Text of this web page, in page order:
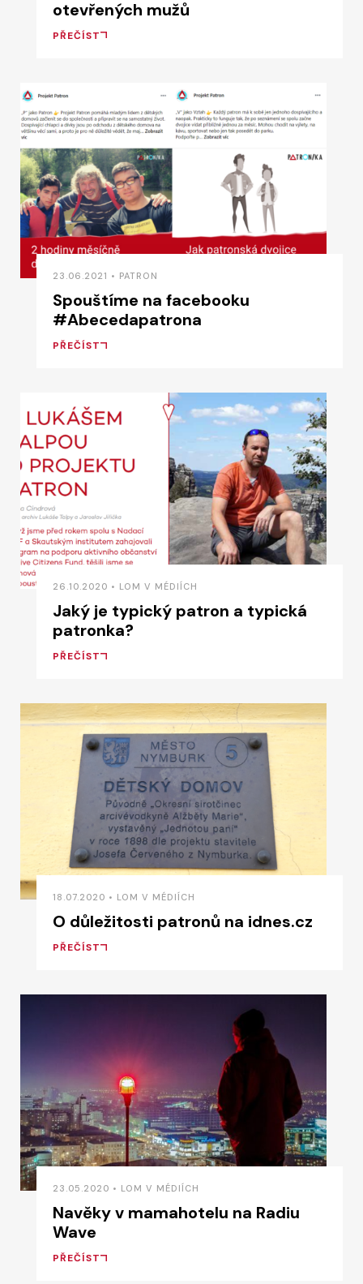
otevřených mužů
PŘEČÍST
23.06.2021 • PATRON
Spouštíme na facebooku
#Abecedapatrona
PŘEČÍST
26.10.2020 • LOM V MÉDIÍCH
Jaký je typický patron a typická
patronka?
PŘEČÍST
18.07.2020 • LOM V MÉDIÍCH
O důležitosti patronů na idnes.cz
PŘEČÍST
23.05.2020 • LOM V MÉDIÍCH
Navěky v mamahotelu na Radiu
Wave
PŘEČÍST